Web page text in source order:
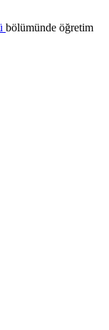
bölümünde öğretim